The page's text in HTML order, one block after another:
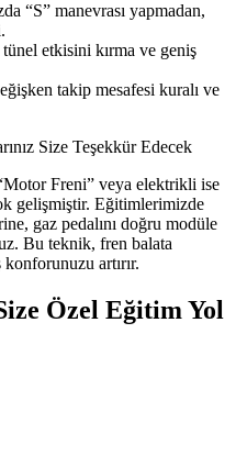
“S” manevrası yapmadan,
etkisini kırma ve geniş
takip mesafesi kuralı ve
Size Teşekkür Edecek
Freni” veya elektrikli ise
gelişmiştir. Eğitimlerimizde
gaz pedalını doğru modüle
Bu teknik, fren balata
artırır.
Özel Eğitim Yol